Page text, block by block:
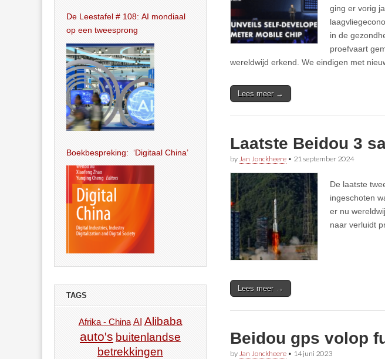
ging er vorig
in de
proefvaart
wereldwijd erkend. We eindigen met
Lees meer →
Laatste Beidou 3
by Jan Jonckheere • 21 september 2024
De laatste
ingeschoten
er nu
naar verluidt
Lees meer →
Beidou gps volop
by Jan Jonckheere • 14 juni 2023
De Leestafel # 108: AI mondiaal
op een tweesprong
Boekbespreking: ‘Digitaal China’
TAGS
Afrika - China AI Alibaba
auto's buitenlandse
betrekkingen